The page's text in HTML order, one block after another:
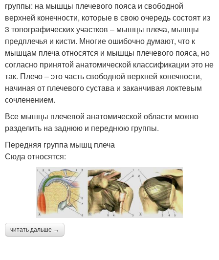
группы: на мышцы плечевого пояса и свободной
верхней конечности, которые в свою очередь состоят из
3 топографических участков – мышцы плеча, мышцы
предплечья и кисти. Многие ошибочно думают, что к
мышцам плеча относятся и мышцы плечевого пояса, но
согласно принятой анатомической классификации это не
так. Плечо – это часть свободной верхней конечности,
начиная от плечевого сустава и заканчивая локтевым
сочленением.
Все мышцы плечевой анатомической области можно
разделить на заднюю и переднюю группы.
Передняя группа мышц плеча
Сюда относятся:
читать дальше →